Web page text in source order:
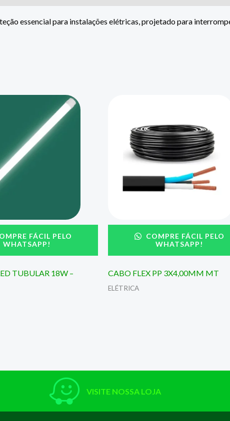
essencial para instalações elétricas, projetado para
FÁCIL PELO
WHATSAPP!
TUBULAR 18W –
COMPRE FÁCIL PELO
WHATSAPP!
CABO FLEX PP 3X4,00MM MT
ELÉTRICA
VISITE NOSSA LOJA